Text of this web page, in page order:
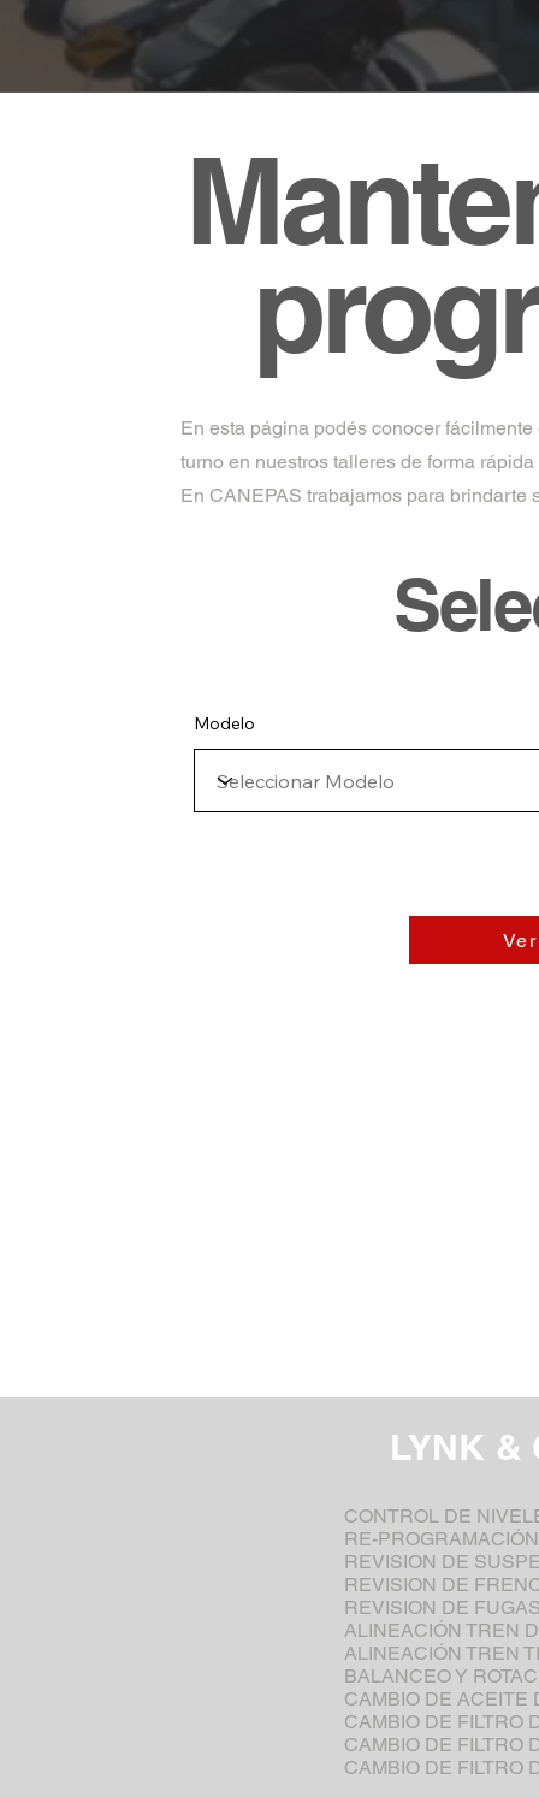
En esta página podés conocer
turno en nuestros talleres de forma
En CANEPAS trabajamos para
Modelo
CONTROL DE
RE-
REVISION DE
REVISION DE
REVISION DE
ALINEACIÓN TREN
ALINEACIÓN TREN
BALANCEO Y
CAMBIO DE ACEITE
CAMBIO DE FILTRO
CAMBIO DE FILTRO
CAMBIO DE FILTRO
LYNK &